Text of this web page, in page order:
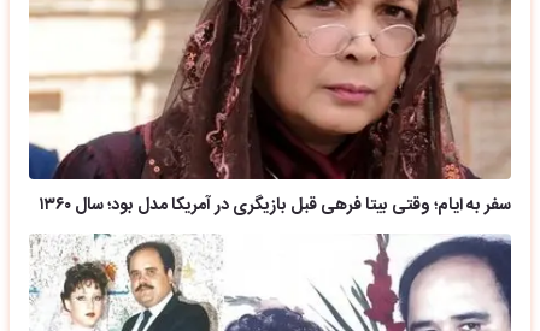
سفر به ایام؛ وقتی بیتا فرهی قبل بازیگری در آمریکا مدل بود؛ سال ۱۳۶۰